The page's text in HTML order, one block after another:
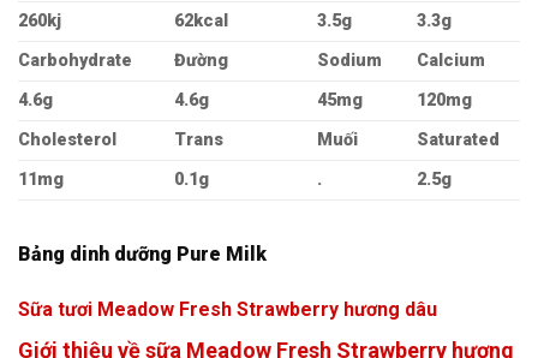
260kj
62kcal 3.5g
3.3g
Carbohydrate
Đường Sodium
Calcium
4.6g
4.6g 45mg
120mg
Cholesterol
Trans Muối
Saturated
11mg
0.1g . 2.5g
Bảng dinh dưỡng Pure Milk
Sữa tươi Meadow Fresh Strawberry hương dâu
Giới thiệu về sữa Meadow Fresh Strawberry hương